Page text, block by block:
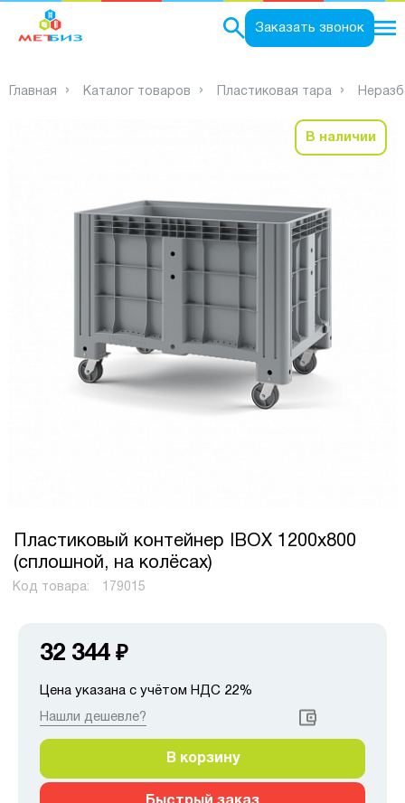
Заказать звонок
Главная Каталог товаров Пластиковая тара
В наличии
Пластиковый контейнер IBOX 1200х800
(сплошной, на колёсах)
Код товара: 179015
32 344 ₽
Цена указана с учётом НДС 22%
Нашли дешевле?
В корзину